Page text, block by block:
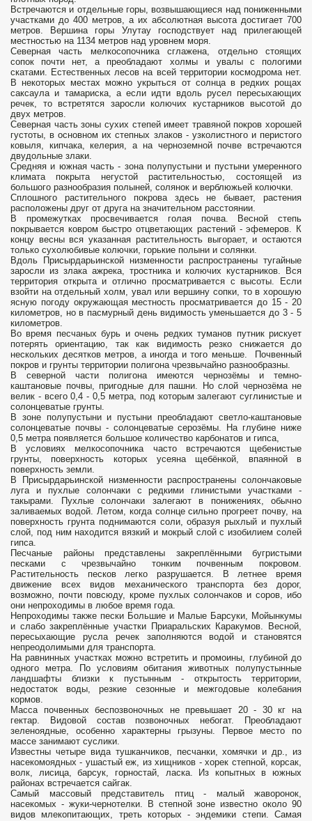
Встречаются и отдельные горы, возвышающиеся над пониженными
участками до 400 метров, а их абсолютная высота достигает 700
метров. Вершина горы Улутау господствует над прилегающей
местностью на 1134 метров над уровнем моря.
Северная часть мелкосопочника сглажена, отдельно стоящих
сопок почти нет, а преобладают холмы и увалы с пологими
скатами. Естественных лесов на всей территории космодрома нет.
В некоторых местах можно укрыться от солнца в редких рощах
саксаула и тамариска, а если идти вдоль русел пересыхающих
речек, то встретятся заросли колючих кустарников высотой до
двух метров.
Северная часть зоны сухих степей имеет травяной покров хорошей
густоты, в основном их степных злаков - узколистного и перистого
ковыля, кипчака, келерия, а на черноземной почве встречаются
двудольные злаки.
Средняя и южная часть - зона полупустыни и пустыни умеренного
климата покрыта негустой растительностью, состоящей из
большого разнообразия полыней, солянок и верблюжьей колючки.
Сплошного растительного покрова здесь не бывает, растения
расположены друг от друга на значительном расстоянии.
В промежутках просвечивается голая почва. Весной степь
покрывается ковром быстро отцветающих растений - эфемеров. К
концу весны вся указанная растительность выгорает, и остаются
только сухолюбивые колючки, горькие полыни и солянки.
Вдоль Присырдарьинской низменности распространены тугайные
заросли из злака ажрека, тростника и колючих кустарников. Вся
территория открыта и отлично просматривается с высоты. Если
взойти на отдельный холм, увал или вершину сопки, то в хорошую
ясную погоду окружающая местность просматривается до 15 - 20
километров, но в пасмурный день видимость уменьшается до 3 - 5
километров.
Во время песчаных бурь и очень редких туманов путник рискует
потерять ориентацию, так как видимость резко снижается до
нескольких десятков метров, а иногда и того меньше. Почвенный
покров и грунты территории полигона чрезвычайно разнообразны.
В северной части полигона имеются чернозёмы и темно-
каштановые почвы, пригодные для пашни. Но слой чернозёма не
велик - всего 0,4 - 0,5 метра, под которым залегают суглинистые и
солонцеватые грунты.
В зоне полупустыни и пустыни преобладают светло-каштановые
солонцеватые почвы - солонцеватые серозёмы. На глубине ниже
0,5 метра появляется большое количество карбонатов и гипса,
В условиях мелкосопочника часто встречаются щебенистые
грунты, поверхность которых усеяна щебёнкой, впаянной в
поверхность земли.
В Присырдарьинской низменности распространены солончаковые
луга и пухлые солончаки с редкими глинистыми участками -
такырами. Пухлые солончаки залегают в понижениях, обычно
заливаемых водой. Летом, когда солнце сильно прогреет почву, на
поверхность грунта поднимаются соли, образуя рыхлый и пухлый
слой, под ним находится вязкий и мокрый слой с изобилием солей
гипса.
Песчаные районы представлены закреплёнными бугристыми
песками с чрезвычайно тонким почвенным покровом.
Растительность песков легко разрушается. В летнее время
движение всех видов механического транспорта без дорог,
возможно, почти повсюду, кроме пухлых солончаков и соров, ибо
они непроходимы в любое время года.
Непроходимы также пески Большие и Малые Барсуки, Мойынкумы
и слабо закреплённые участки Приаральских Каракумов. Весной,
пересыхающие русла речек заполняются водой и становятся
непреодолимыми для транспорта.
На равнинных участках можно встретить и промоины, глубиной до
одного метра. По условиям обитания животных полупустынные
ландшафты близки к пустынным - открытость территории,
недостаток воды, резкие сезонные и межгодовые колебания
кормов.
Масса почвенных беспозвоночных не превышает 20 - 30 кг на
гектар. Видовой состав позвоночных небогат. Преобладают
зеленоядные, особенно характерны грызуны. Первое место по
массе занимают суслики.
Известны четыре вида тушканчиков, песчанки, хомячки и др., из
насекомоядных - ушастый еж, из хищников - хорек степной, корсак,
волк, лисица, барсук, горностай, ласка. Из копытных в южных
районах встречается сайгак.
Самый массовый представитель птиц - малый жаворонок,
насекомых - жуки-чернотелки. В степной зоне известно около 90
видов млекопитающих, треть которых - эндемики степи. Самая